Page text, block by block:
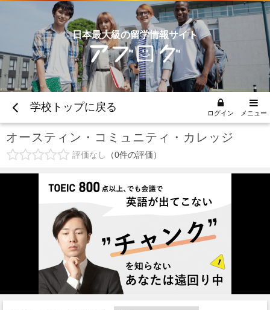
日本最大級の留学情報サイト
学校トップに戻る ログイン メニュー
オースティン・コミュニティ・カレッジ
評価なし 0件の評価